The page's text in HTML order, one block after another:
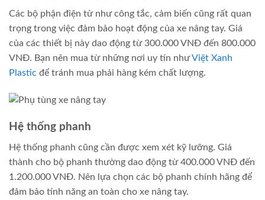
Các bộ phận điện tử như công tắc, cảm biến cũng rất quan
trọng trong việc đảm bảo hoạt động của xe nâng tay. Giá
của các thiết bị này dao động từ 300.000 VNĐ đến 800.000
VNĐ. Bạn nên mua từ những nơi uy tín nhưViệt Xanh
Plastic để tránh mua phải hàng kém chất lượng.
Hệ thống phanh
Hệ thống phanh cũng cần được xem xét kỹ lưỡng. Giá
thành cho bộ phanh thường dao động từ 400.000 VNĐ đến
1.200.000 VNĐ. Nên lựa chọn các bộ phanh chính hãng để
đảm bảo tính năng an toàn cho xe nâng tay.